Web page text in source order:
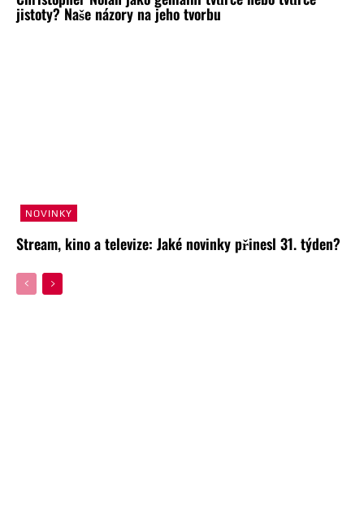
jistoty? Naše názory na jeho tvorbu
NOVINKY
Stream, kino a televize: Jaké novinky přinesl 31. týden?